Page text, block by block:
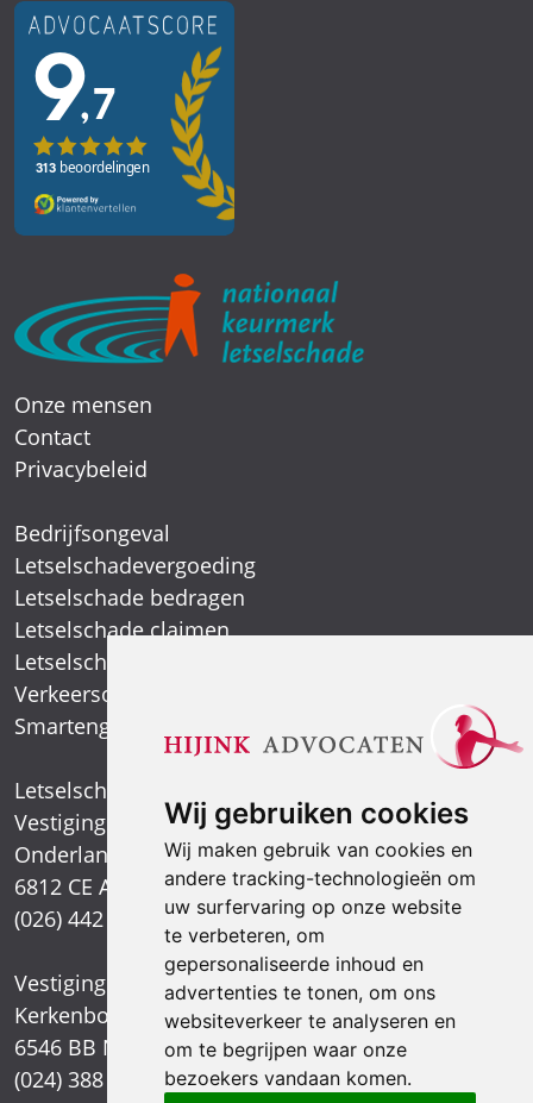
Wij gebruiken cookies
Wij maken gebruik van cookies en
andere tracking-technologieën om
uw surfervaring op onze website
te verbeteren, om
gepersonaliseerde inhoud en
advertenties te tonen, om ons
websiteverkeer te analyseren en
om te begrijpen waar onze
bezoekers vandaan komen.
Onze mensen
Contact
Privacybeleid
Bedrijfsongeval
Letselschadevergoeding
Letselschade bedragen
Letselschade claimen
Letselschade expert
Verkeersongeval
Smartengeld
Letselschadespecialist
Vestiging Arnhem
Onderlangs 1
6812 CE Arnhem
(026) 442 39 13
Vestiging Nijmegen
Kerkenbos 1021
6546 BB Nijmegen
(024) 388 66 80